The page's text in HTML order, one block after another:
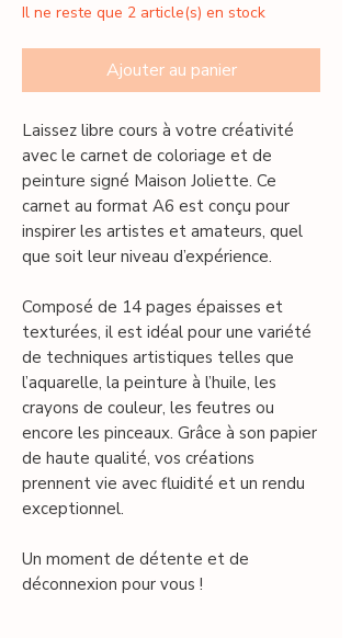
Il ne reste que 2 article(s) en stock
Ajouter au panier
Laissez libre cours à votre créativité
avec le carnet de coloriage et de
peinture signé Maison Joliette. Ce
carnet au format A6 est conçu pour
inspirer les artistes et amateurs, quel
que soit leur niveau d’expérience.
Composé de 14 pages épaisses et
texturées, il est idéal pour une variété
de techniques artistiques telles que
l’aquarelle, la peinture à l’huile, les
crayons de couleur, les feutres ou
encore les pinceaux. Grâce à son papier
de haute qualité, vos créations
prennent vie avec fluidité et un rendu
exceptionnel.
Un moment de détente et de
déconnexion pour vous !